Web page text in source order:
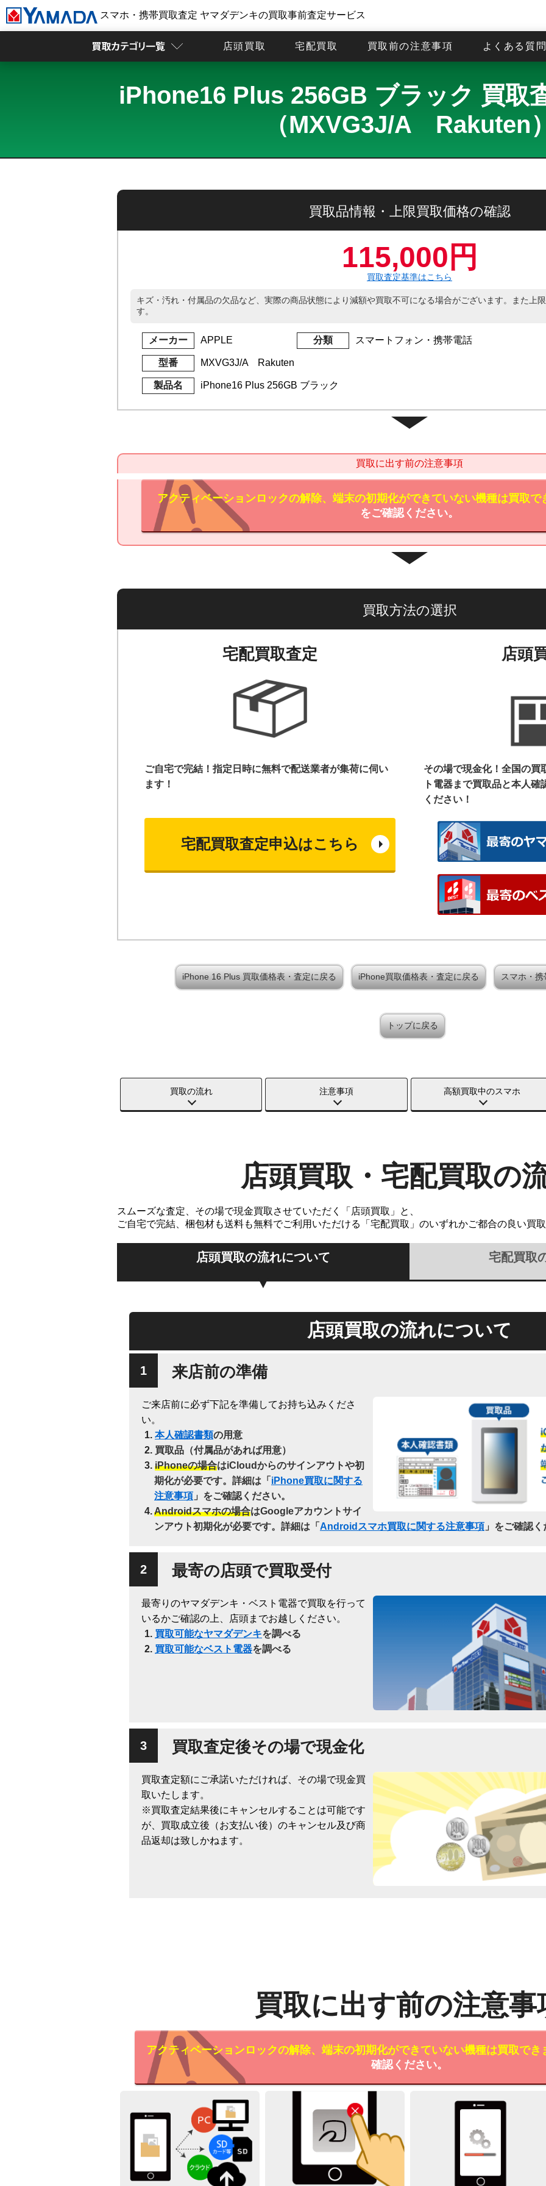
スマホ・携帯買取査定 ヤマダデンキの買取事前査定サービス
店頭買取 宅配買取 買取前の注意事項 よくある質
iPhone16 Plus 256GB ブラック 買取
（MXVG3J/A Rakuten
買取品情報・上限買取価格の確認
115,000円
買取査定基準はこちら
キズ・汚れ・付属品の欠品など、実際の商品状態により減額や買取不可になる場合がございます。また上
す。
メーカー APPLE 分類 スマートフォン・携帯電話
型番 MXVG3J/A Rakuten
製品名 iPhone16 Plus 256GB ブラック
買取に出す前の注意事項
アクティベーションロックの解除、端末の初期化ができていない機種は買取で
をご確認ください。
買取方法の選択
宅配買取査定
ご自宅で完結！指定日時に無料で配送業者が集荷に伺い
ます！
宅配買取査定申込はこちら
店頭
その場で現金化！全国の買
ト電器まで買取品と本人確
ください！
iPhone 16 Plus 買取価格表・査定に戻る iPhone買取価格表・査定に戻る スマホ・携
トップに戻る
買取の流れ 注意事項 高額買取中のスマホ
店頭買取・宅配買取の
スムーズな査定、その場で現金買取させていただく「店頭買取」と、
ご自宅で完結、梱包材も送料も無料でご利用いただける「宅配買取」のいずれかご都合の良い買
店頭買取の流れについて 宅配買取
店頭買取の流れについて
来店前の準備
ご来店前に必ず下記を準備してお持ち込みくださ
い。
本人確認書類の用意
買取品（付属品があれば用意）
iPhoneの場合はiCloudからのサインアウトや初
期化が必要です。詳細は「 iPhone買取に関する
注意事項 」をご確認ください。
Androidスマホの場合はGoogleアカウントサイ
ンアウト初期化が必要です。詳細は「 Androidスマホ買取に関する注意事項 」をご確認
最寄の店頭で買取受付
最寄りのヤマダデンキ・ベスト電器で買取を行って
いるかご確認の上、店頭までお越しください。
買取可能なヤマダデンキを調べる
買取可能なベスト電器を調べる
買取査定後その場で現金化
買取査定額にご承諾いただければ、その場で現金買
取いたします。
※買取査定結果後にキャンセルすることは可能です
が、買取成立後（お支払い後）のキャンセル及び商
品返却は致しかねます。
買取に出す前の注意事
アクティベーションロックの解除、端末の初期化ができていない機種は買取でき
確認ください。